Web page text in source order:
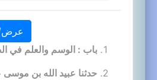
عرض/
باب : الوسم والعلم في
حدثنا عبيد الله بن